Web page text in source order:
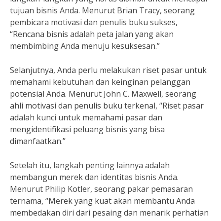
tujuan bisnis Anda. Menurut Brian Tracy, seorang
pembicara motivasi dan penulis buku sukses,
“Rencana bisnis adalah peta jalan yang akan
membimbing Anda menuju kesuksesan.”
Selanjutnya, Anda perlu melakukan riset pasar untuk
memahami kebutuhan dan keinginan pelanggan
potensial Anda. Menurut John C. Maxwell, seorang
ahli motivasi dan penulis buku terkenal, “Riset pasar
adalah kunci untuk memahami pasar dan
mengidentifikasi peluang bisnis yang bisa
dimanfaatkan.”
Setelah itu, langkah penting lainnya adalah
membangun merek dan identitas bisnis Anda.
Menurut Philip Kotler, seorang pakar pemasaran
ternama, “Merek yang kuat akan membantu Anda
membedakan diri dari pesaing dan menarik perhatian